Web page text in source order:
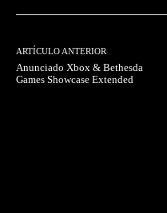
ARTÍCULO ANTERIOR
Anunciado Xbox & Bethesda
Games Showcase Extended